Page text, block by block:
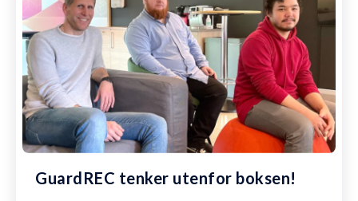
GuardREC tenker utenfor boksen!